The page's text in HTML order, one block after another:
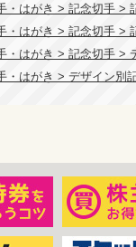
はがき > 記念切手 >
はがき > 記念切手 >
・はがき > 記念切手 >
・はがき > デザイン別